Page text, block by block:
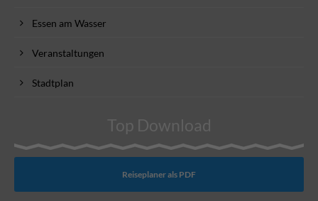
Essen am Wasser
Veranstaltungen
Stadtplan
Top Download
Reiseplaner als PDF